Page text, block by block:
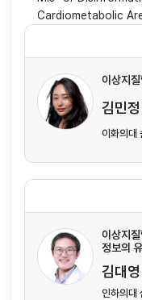
Cardiometabolic
이상지
김민정
이화의대
이상지
정보의
김대영
인하의대